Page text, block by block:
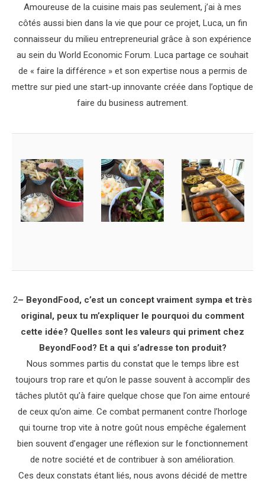
Amoureuse de la cuisine mais pas seulement, j’ai à mes
côtés aussi bien dans la vie que pour ce projet, Luca, un fin
connaisseur du milieu entrepreneurial grâce à son expérience
au sein du World Economic Forum. Luca partage ce souhait
de « faire la différence » et son expertise nous a permis de
mettre sur pied une start-up innovante créée dans l’optique de
faire du business autrement.
2– BeyondFood, c’est un concept vraiment sympa et très
original, peux tu m’expliquer le pourquoi du comment
cette idée? Quelles sont les valeurs qui priment chez
BeyondFood? Et a qui s’adresse ton produit?
Nous sommes partis du constat que le temps libre est
toujours trop rare et qu’on le passe souvent à accomplir des
tâches plutôt qu’à faire quelque chose que l’on aime entouré
de ceux qu’on aime. Ce combat permanent contre l’horloge
qui tourne trop vite à notre goût nous empêche également
bien souvent d’engager une réflexion sur le fonctionnement
de notre société et de contribuer à son amélioration.
Ces deux constats étant liés, nous avons décidé de mettre